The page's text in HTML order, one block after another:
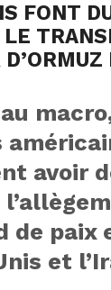
FONT
LE
avoir
de paix
et